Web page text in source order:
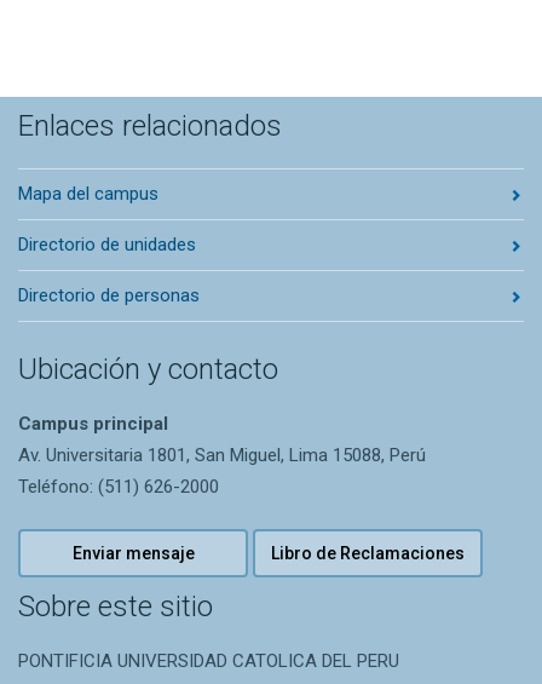
Enlaces relacionados
Mapa del campus
Directorio de unidades
Directorio de personas
Ubicación y contacto
Campus principal
Av. Universitaria 1801, San Miguel, Lima 15088, Perú
Teléfono: (511) 626-2000
Enviar mensaje Libro de Reclamaciones
Sobre este sitio
PONTIFICIA UNIVERSIDAD CATOLICA DEL PERU